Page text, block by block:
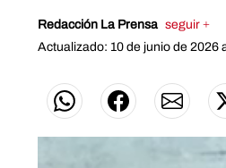
Redacción La Prensa seguir +
Actualizado: 10 de junio de 2026